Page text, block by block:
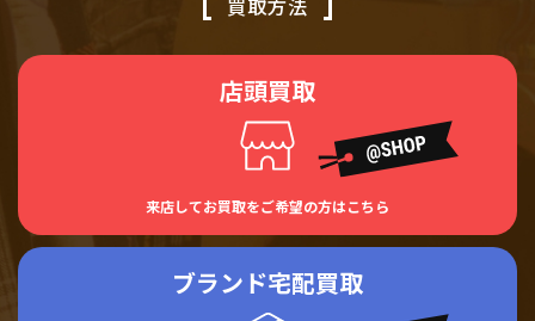
買取方法
店頭買取
来店してお買取をご希望の方はこちら
ブランド宅配買取